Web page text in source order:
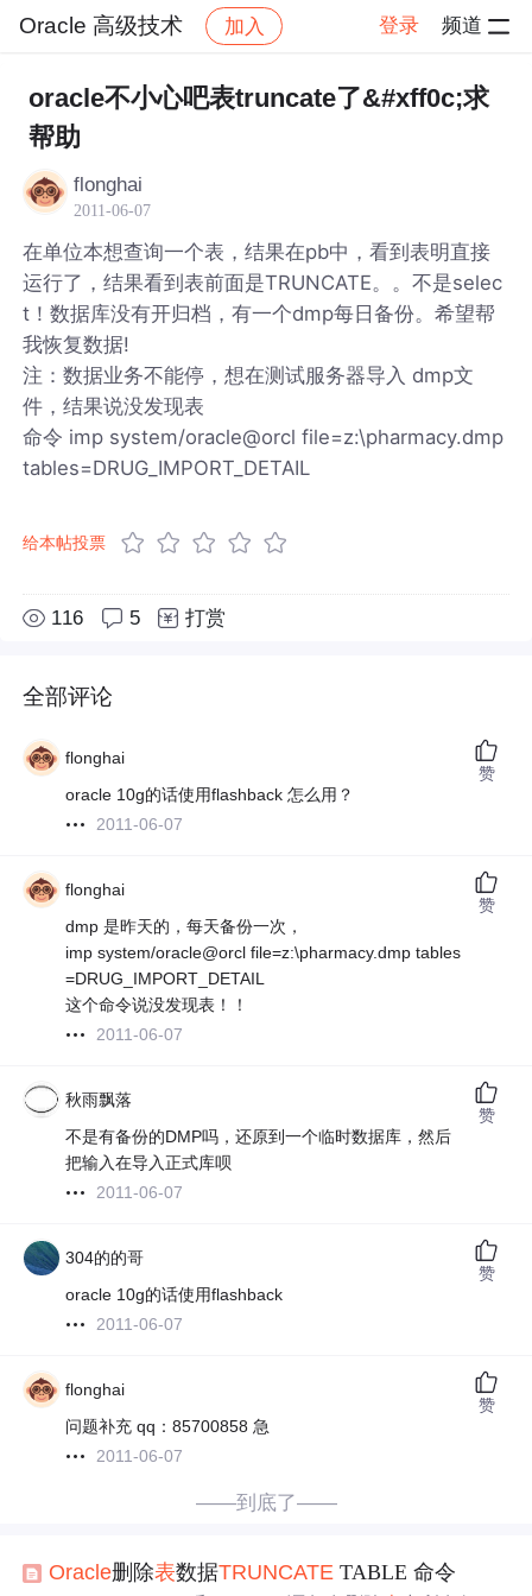
Oracle 高级技术 加入 登录 频道
Oracle 高级技术 帖子详情
oracle不小心吧表truncate了&#xff0c;求
帮助
flonghai
2011-06-07
在单位本想查询一个表，结果在pb中，看到表明直接
运行了，结果看到表前面是TRUNCATE。。不是selec
t！数据库没有开归档，有一个dmp每日备份。希望帮
我恢复数据!
注：数据业务不能停，想在测试服务器导入 dmp文
件，结果说没发现表
命令 imp system/oracle@orcl file=z:\pharmacy.dmp
tables=DRUG_IMPORT_DETAIL
给本帖投票
116 5 打赏
全部评论
flonghai
oracle 10g的话使用flashback 怎么用？
2011-06-07
赞
flonghai
dmp 是昨天的，每天备份一次，
imp system/oracle@orcl file=z:\pharmacy.dmp tables
=DRUG_IMPORT_DETAIL
这个命令说没发现表！！
2011-06-07
赞
秋雨飘落
不是有备份的DMP吗，还原到一个临时数据库，然后
把输入在导入正式库呗
2011-06-07
赞
304的的哥
oracle 10g的话使用flashback
2011-06-07
赞
flonghai
问题补充 qq：85700858 急
2011-06-07
赞
——到底了——
Oracle删除表数据TRUNCATE TABLE 命令